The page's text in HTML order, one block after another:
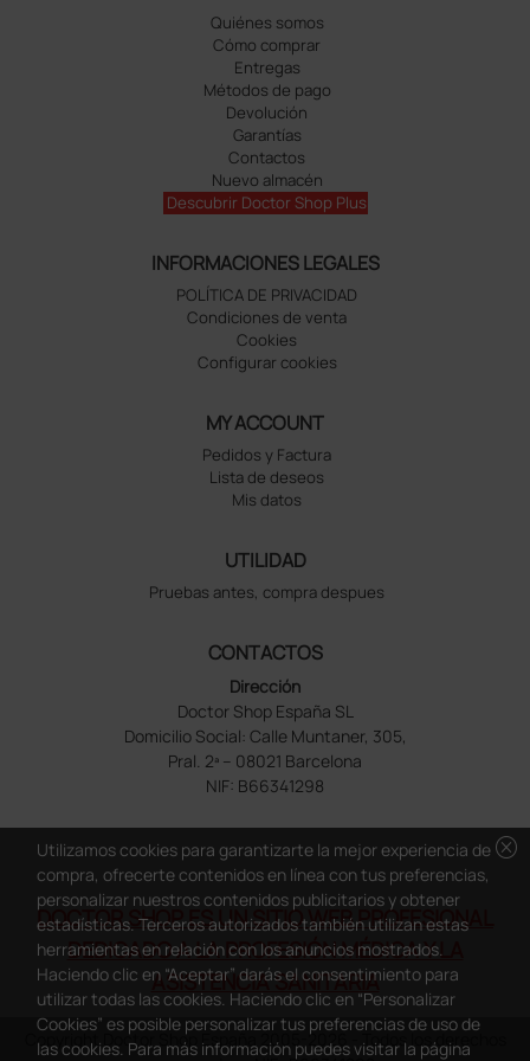
Quiénes somos
Cómo comprar
Entregas
Métodos de pago
Devolución
Garantías
Contactos
Nuevo almacén
Descubrir Doctor Shop Plus
INFORMACIONES LEGALES
POLÍTICA DE PRIVACIDAD
Condiciones de venta
Cookies
Configurar cookies
MY ACCOUNT
Pedidos y Factura
Lista de deseos
Mis datos
UTILIDAD
Pruebas antes, compra despues
CONTACTOS
Dirección
Doctor Shop España SL
Domicilio Social: Calle Muntaner, 305,
Pral. 2ª – 08021 Barcelona
NIF: B66341298
DOCTOR SHOP ES UN SITIO WEB PROFESIONAL
DEDICADO A LA PROFESIÓN MÉDICA Y LA
ASISTENCIA SANITARIA
Copyright Doctor Shop España 2005-2026 - Todos los derechos
cancel
Utilizamos cookies para garantizarte la mejor experiencia de
compra, ofrecerte contenidos en línea con tus preferencias,
personalizar nuestros contenidos publicitarios y obtener
estadísticas. Terceros autorizados también utilizan estas
herramientas en relación con los anuncios mostrados.
Haciendo clic en “Aceptar” darás el consentimiento para
utilizar todas las cookies. Haciendo clic en “Personalizar
Cookies” es posible personalizar tus preferencias de uso de
las cookies. Para más información puedes visitar la página